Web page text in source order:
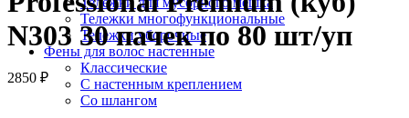
Тележки многофункциональные
Тележки уборочные
Фены для волос настенные
Классические
С настенным креплением
Со шлангом
N303 30 пачек по 80 шт/уп
2850 ₽